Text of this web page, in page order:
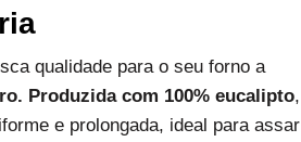
qualidade para o seu forno a
Produzida com 100% eucalipto,
e prolongada, ideal para assar